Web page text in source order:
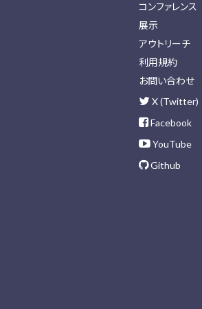
コンファレンス
展示
アウトリーチ
利用規約
お問い合わせ
X (Twitter)
Facebook
YouTube
Github